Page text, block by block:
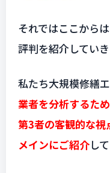
それではここから
評判を紹介していき
私たち大規模修繕
業者を分析するた
第3者の客観的な視
メインにご紹介し